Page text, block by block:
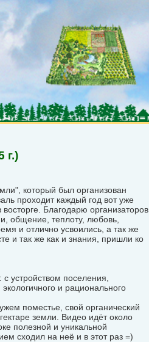
г.)
который был организован
проходит каждый год вот уже
Благодарю организаторов
общение, теплоту, любовь,
и отлично усвоились, а так же
и так же как и знания, пришли ко
устройством поселения,
и рационального
поместье, свой органический
земли. Видео идёт около
полезной и уникальной
сходил на неё и в этот раз =)